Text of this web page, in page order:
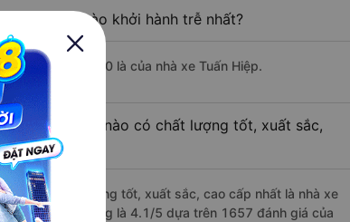
Đồng Nai nào khởi hành trễ nhất?
là vào lúc 21:00 là của nhà xe Tuấn Hiệp.
- Đồng Nai nào có chất lượng tốt, xuất sắc,
Mau chất lượng tốt, xuất sắc, cao cấp nhất là nhà xe
điểm chất lượng là 4.1/5 dựa trên 1657 đánh giá của